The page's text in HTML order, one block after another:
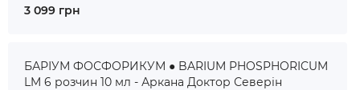
3 099 грн
БАРІУМ ФОСФОРИКУМ ● BARIUM PHOSPHORICUM
LM 6 розчин 10 мл - Аркана Доктор Северін